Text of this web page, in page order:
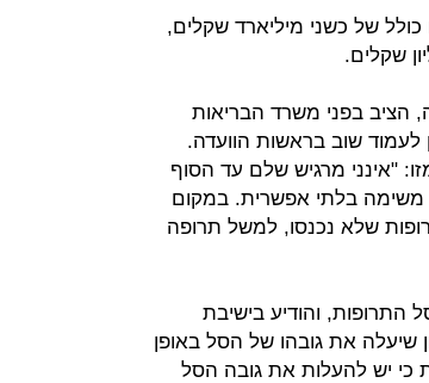
כולל של כשני מיליארד שקלים,
הציב בפני משרד הבריאות
לעמוד שוב בראשות הוועדה.
2019 אמר פרופ' גמזו: "אינני מרגיש שלם עד הסוף
בלתי אפשרית. במקום
שלא נכנסו, למשל תרופה
התרופות, והודיע בישיבת
מנגנון עדכון שיעלה את גובהו של הסל באופן
כי יש להעלות את גובה הסל